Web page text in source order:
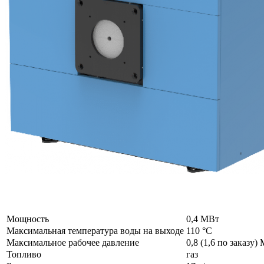
Мощность
0,4 МВт
Максимальная температура воды на выходе 110 °C
Максимальное рабочее давление
0,8 (1,6 по
Топливо
газ